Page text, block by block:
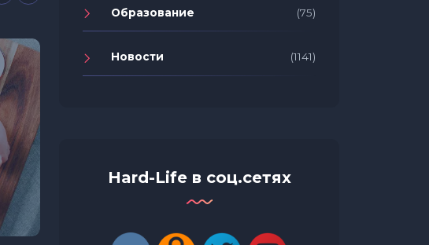
Образование (75)
Новости (1141)
Hard-Life в соц.сетях